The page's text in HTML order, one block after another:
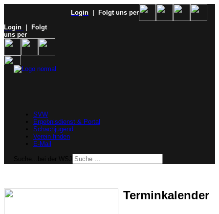
Login
| Folgt uns per
Login
| Folgt
uns per
SVW
Ergebnisdienst & Portal
Schachjugend
Verein finden
E-Mail
Terminkalender